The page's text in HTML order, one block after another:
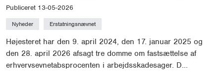
Publiceret 13-05-2026
Nyheder Erstatningsnævnet
Højesteret har den 9. april 2024, den 17. januar 2025 og
den 28. april 2026 afsagt tre domme om fastsættelse af
erhvervsevnetabsprocenten i arbejdsskadesager. D...